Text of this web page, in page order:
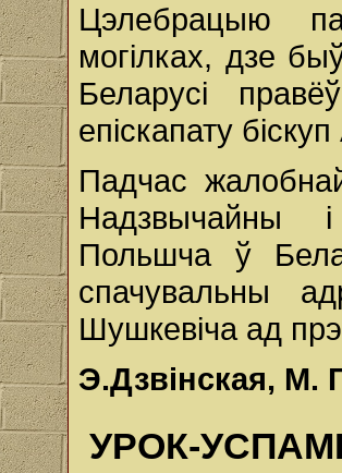
Цэлебрацыю
могілках, дзе
Беларусі
епіскапату
Падчас
Надзвычайны
Польшча ў
спачувальны
Шушкевіча ад
Э.Дзвінская, М.
УРОК-